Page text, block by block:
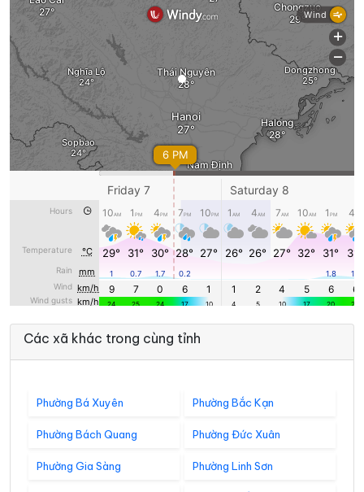
Các xã khác trong cùng tỉnh
Phường Bá Xuyên Phường Bắc Kạn
Phường Bách Quang Phường Đức Xuân
Phường Gia Sàng Phường Linh Sơn